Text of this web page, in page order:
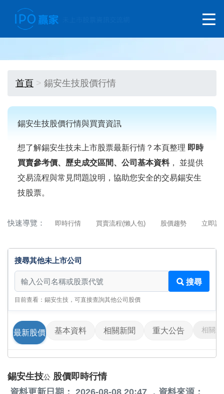
首頁 錫安生技股價行情
錫安生技股價行情與買賣資訊
想了解錫安生技未上市股票最新行情？本頁整理 即時
買賣參考價、歷史成交區間、公司基本資料， 並提供
交易流程與常見問題說明，協助您安全的交易錫安生
技股票。
快速導覽： 即時行情 買賣流程(懶人包) 股價趨勢 立即詢
搜尋其他未上市公司
搜尋其他未上市公司
搜尋
目前查看：錫安生技，可直接查詢其他公司股價
最新股價 基本資料 相關新聞 重大公告 相關影
錫安生技公 股價即時行情
資料更新日期： 2026-08-08 20:47 ．資料來源：